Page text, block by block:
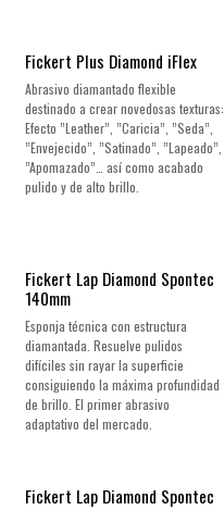
Fickert Plus Diamond iFlex
Abrasivo diamantado flexible
destinado a crear novedosas texturas:
Efecto ”Leather”, ”Caricia”, ”Seda”,
”Envejecido”, ”Satinado”, ”Lapeado”,
”Apomazado”… así como acabado
pulido y de alto brillo.
¡Nuevo!
Fickert Lap Diamond Spontec
140mm
Esponja técnica con estructura
diamantada. Resuelve pulidos
difíciles sin rayar la superficie
consiguiendo la máxima profundidad
de brillo. El primer abrasivo
adaptativo del mercado.
Fickert Lap Diamond Spontec